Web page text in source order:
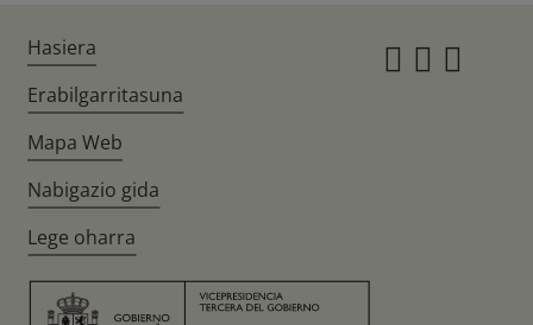
Hasiera
Erabilgarritasuna
Mapa Web
Nabigazio gida
Lege oharra